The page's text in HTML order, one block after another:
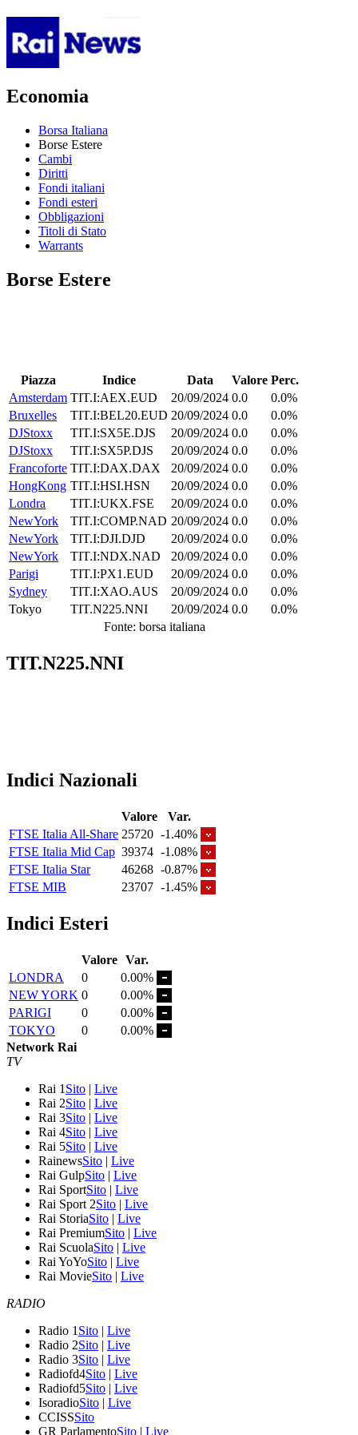
Economia
Borsa Italiana
Borse Estere
Cambi
Diritti
Fondi italiani
Fondi esteri
Obbligazioni
Titoli di Stato
Warrants
Borse Estere
Piazza Indice Data Valore Perc.
Amsterdam TIT.I:AEX.EUD 20/09/2024 0.0
0.0%
Bruxelles
TIT.I:BEL20.EUD 20/09/2024 0.0
0.0%
DJStoxx
TIT.I:SX5E.DJS 20/09/2024 0.0
0.0%
DJStoxx
TIT.I:SX5P.DJS 20/09/2024 0.0
0.0%
Francoforte TIT.I:DAX.DAX 20/09/2024 0.0
0.0%
HongKong TIT.I:HSI.HSN 20/09/2024 0.0
0.0%
Londra
TIT.I:UKX.FSE 20/09/2024 0.0
0.0%
NewYork
TIT.I:COMP.NAD 20/09/2024 0.0
0.0%
NewYork
TIT.I:DJI.DJD 20/09/2024 0.0
0.0%
NewYork
TIT.I:NDX.NAD 20/09/2024 0.0
0.0%
Parigi
TIT.I:PX1.EUD 20/09/2024 0.0
0.0%
Sydney
TIT.I:XAO.AUS 20/09/2024 0.0
0.0%
Tokyo
TIT.N225.NNI 20/09/2024 0.0
0.0%
Fonte: borsa italiana
TIT.N225.NNI
Indici Nazionali
Valore
Var.
FTSE Italia All-Share 25720 -1.40%
FTSE Italia Mid Cap 39374 -1.08%
FTSE Italia Star
46268 -0.87%
FTSE MIB
23707 -1.45%
Indici Esteri
Valore Var.
LONDRA
0
0.00%
NEW YORK 0
0.00%
PARIGI
0
0.00%
TOKYO
0
0.00%
Network Rai
TV
Rai 1 Sito | Live
Rai 2Sito | Live
Rai 3Sito | Live
Rai 4Sito | Live
Rai 5Sito | Live
RainewsSito | Live
Rai GulpSito | Live
Rai SportSito | Live
Rai Sport 2Sito | Live
Rai StoriaSito | Live
Rai PremiumSito | Live
Rai ScuolaSito | Live
Rai YoYoSito | Live
Rai MovieSito | Live
RADIO
Radio 1 Sito | Live
Radio 2Sito | Live
Radio 3Sito | Live
Radiofd4Sito | Live
Radiofd5Sito | Live
IsoradioSito | Live
CCISSSito
GR ParlamentoSito | Live